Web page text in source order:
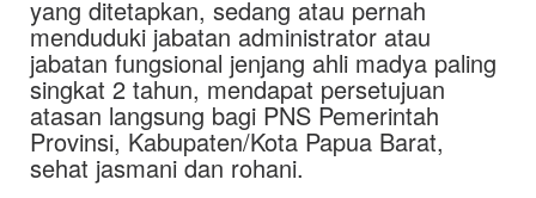
yang ditetapkan, sedang atau pernah
menduduki jabatan administrator atau
jabatan fungsional jenjang ahli madya paling
singkat 2 tahun, mendapat persetujuan
atasan langsung bagi PNS Pemerintah
Provinsi, Kabupaten/Kota Papua Barat,
sehat jasmani dan rohani.